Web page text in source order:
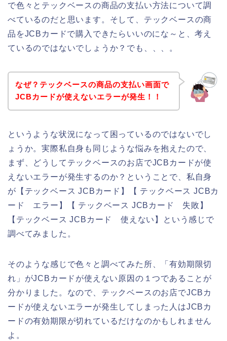
で色々とテックベースの商品の支払い方法について調
べているのだと思います。そして、テックベースの商
品をJCBカードで購入できたらいいのにな～と、考え
ているのではないでしょうか？でも、、、。
なぜ？テックベースの商品の支払い画面で
JCBカードが使えないエラーが発生！！
というような状況になって困っているのではないでし
ょうか。実際私自身も同じような悩みを抱えたので、
まず、どうしてテックベースのお店でJCBカードが使
えないエラーが発生するのか？ということで、私自身
が【テックベース JCBカード】【 テックベース JCBカ
ード エラー】【 テックベース JCBカード 失敗】
【テックベース JCBカード 使えない】という感じで
調べてみました。
そのような感じで色々と調べてみた所、「有効期限切
れ」がJCBカードが使えない原因の１つであることが
分かりました。なので、テックベースのお店でJCBカ
ードが使えないエラーが発生してしまった人はJCBカ
ードの有効期限が切れているだけなのかもしれません
よ。